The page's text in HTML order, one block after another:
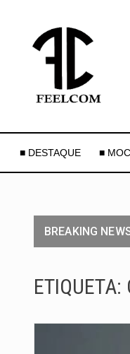
■ DESTAQUE ■
BREAKING
ETIQUETA: